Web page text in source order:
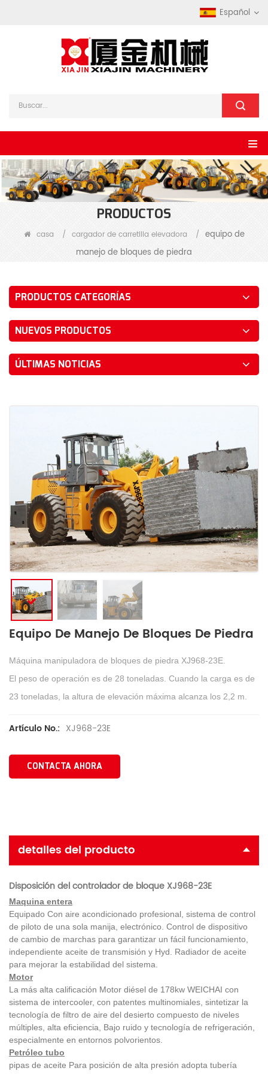
Español
PRODUCTOS
casa / cargador de carretilla elevadora / equipo de
manejo de bloques de piedra
PRODUCTOS CATEGORÍAS
NUEVOS PRODUCTOS
ÚLTIMAS NOTICIAS
Equipo De Manejo De Bloques De Piedra
Máquina manipuladora de bloques de piedra XJ968-23E.
El peso de operación es de 28 toneladas. Cuando la carga es de
23 toneladas, la altura de elevación máxima alcanza los 2,2 m.
Artículo No.: XJ968-23E
CONTACTA AHORA
detalles del producto
Disposición del controlador de bloque XJ968-23E
Maquina entera
Equipado Con aire acondicionado profesional, sistema de control
de piloto de una sola manija, electrónico. Control de dispositivo
de cambio de marchas para garantizar un fácil funcionamiento,
independiente aceite de transmisión y Hyd. Radiador de aceite
para mejorar la estabilidad del sistema.
Motor
La más alta calificación Motor diésel de 178kw WEICHAI con
sistema de intercooler, con patentes multinomiales, sintetizar la
tecnología de filtro de aire del desierto compuesto de niveles
múltiples, alta eficiencia, Bajo ruido y tecnología de refrigeración,
especialmente en entornos polvorientos.
Petróleo tubo
pipas de aceite Para posición de alta presión adopta tubería